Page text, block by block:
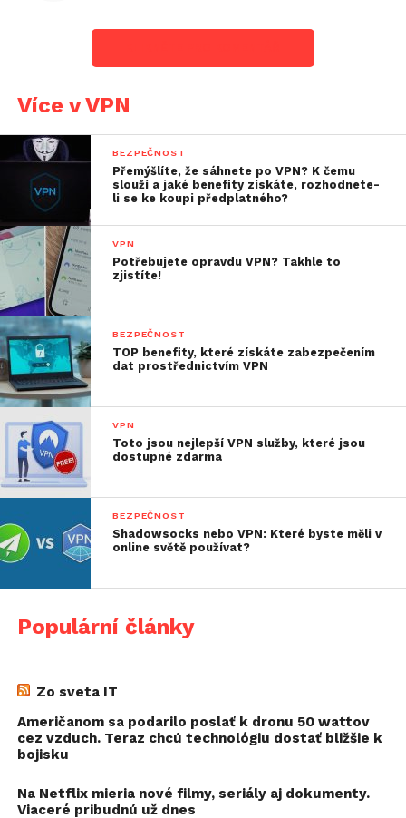
Více v VPN
BEZPEČNOST
Přemýšlíte, že sáhnete po VPN? K čemu
slouží a jaké benefity získáte, rozhodnete-
li se ke koupi předplatného?
VPN
Potřebujete opravdu VPN? Takhle to
zjistíte!
BEZPEČNOST
TOP benefity, které získáte zabezpečením
dat prostřednictvím VPN
VPN
Toto jsou nejlepší VPN služby, které jsou
dostupné zdarma
BEZPEČNOST
Shadowsocks nebo VPN: Které byste měli v
online světě používat?
Populární články
Zo sveta IT
Američanom sa podarilo poslať k dronu 50 wattov
cez vzduch. Teraz chcú technológiu dostať bližšie k
bojisku
Na Netflix mieria nové filmy, seriály aj dokumenty.
Viaceré pribudnú už dnes